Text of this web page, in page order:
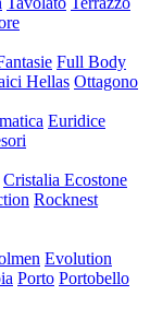
Full Body
Hellas Ottagono
Euridice
Cristalia Ecostone
Rocknest
Evolution
Porto Portobello